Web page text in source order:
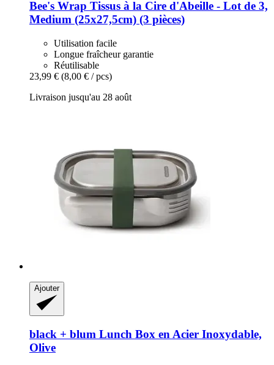
Bee's Wrap Tissus à la Cire d'Abeille -​ Lot de 3,
Medium (25x27,5cm) (3 pièces)
Utilisation facile
Longue fraîcheur garantie
Réutilisable
23,99 € (8,00 € / pcs)
Livraison jusqu'au 28 août
Ajouter
black + blum Lunch Box en Acier Inoxydable,
Olive